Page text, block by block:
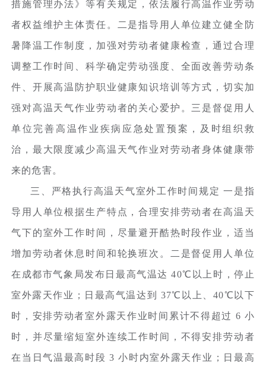
措施管理办法》等有关规定，依法履行高温作业劳动
者权益维护主体责任。二是指导用人单位建立健全防
暑降温工作制度，加强对劳动者健康检查，通过合理
调整工作时间、科学确定劳动强度、全面改善劳动条
件、开展高温防护职业健康知识培训等方式，切实加
强对高温天气作业劳动者的关心爱护。三是督促用人
单位完善高温作业疾病应急处置预案，及时组织救
治，最大限度减少高温天气作业对劳动者身体健康带
来的危害。
三、严格执行高温天气室外工作时间规定 一是指
导用人单位根据生产特点，合理安排劳动者在高温天
气下的室外工作时间，尽量避开酷热时段作业，适当
增加劳动者休息时间和轮换班次。二是督促用人单位
在成都市气象局发布日最高气温达 40℃以上时，停止
室外露天作业；日最高气温达到 37℃以上、40℃以下
时，安排劳动者室外露天作业时间累计不得超过 6 小
时，并尽量缩短室外连续工作时间，不得安排劳动者
在当日气温最高时段 3 小时内室外露天作业；日最高